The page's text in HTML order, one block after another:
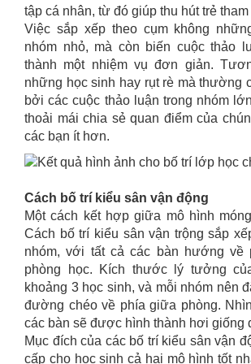
tập cá nhân, từ đó giúp thu hút trẻ
Việc sắp xếp theo cụm không
nhóm nhỏ, mà còn biến cuộc thảo
thành một nhiệm vụ đơn giản.
những học sinh hay rụt rè mà thường
bởi các cuộc thảo luận trong nhóm
thoải mái chia sẻ quan điểm của
các bạn ít hơn.
Cách bố trí kiểu sân vận động
Một cách kết hợp giữa mô hình
Cách bố trí kiểu sân vận trộng sắp
nhóm, với tất cả các bàn hướng về
phòng học. Kích thước lý tưởng
khoảng 3 học sinh, và mỗi nhóm nên
đường chéo về phía giữa phòng.
các bàn sẽ được hình thành hơi giống
Mục đích của các bố trí kiểu sân vận
cấp cho học sinh cả hai mô hình tốt